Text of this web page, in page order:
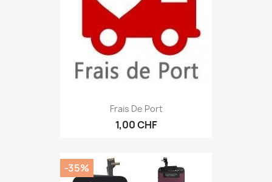
Frais De Port
1,00 CHF
-35%